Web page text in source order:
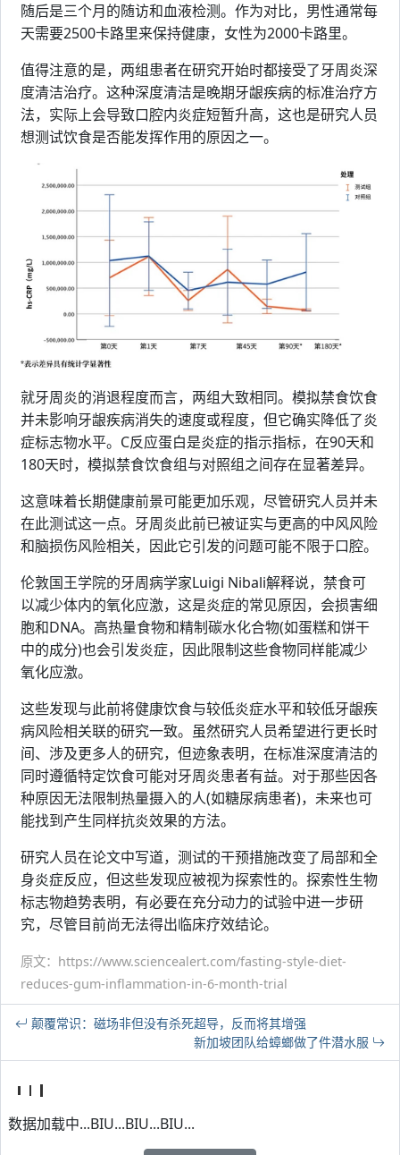
随后是三个月的随访和血液检测。作为对比，男性通常每
天需要2500卡路里来保持健康，女性为2000卡路里。
值得注意的是，两组患者在研究开始时都接受了牙周炎深
度清洁治疗。这种深度清洁是晚期牙龈疾病的标准治疗方
法，实际上会导致口腔内炎症短暂升高，这也是研究人员
想测试饮食是否能发挥作用的原因之一。
就牙周炎的消退程度而言，两组大致相同。模拟禁食饮食
并未影响牙龈疾病消失的速度或程度，但它确实降低了炎
症标志物水平。C反应蛋白是炎症的指示指标，在90天和
180天时，模拟禁食饮食组与对照组之间存在显著差异。
这意味着长期健康前景可能更加乐观，尽管研究人员并未
在此测试这一点。牙周炎此前已被证实与更高的中风风险
和脑损伤风险相关，因此它引发的问题可能不限于口腔。
伦敦国王学院的牙周病学家Luigi Nibali解释说，禁食可
以减少体内的氧化应激，这是炎症的常见原因，会损害细
胞和DNA。高热量食物和精制碳水化合物(如蛋糕和饼干
中的成分)也会引发炎症，因此限制这些食物同样能减少
氧化应激。
这些发现与此前将健康饮食与较低炎症水平和较低牙龈疾
病风险相关联的研究一致。虽然研究人员希望进行更长时
间、涉及更多人的研究，但迹象表明，在标准深度清洁的
同时遵循特定饮食可能对牙周炎患者有益。对于那些因各
种原因无法限制热量摄入的人(如糖尿病患者)，未来也可
能找到产生同样抗炎效果的方法。
研究人员在论文中写道，测试的干预措施改变了局部和全
身炎症反应，但这些发现应被视为探索性的。探索性生物
标志物趋势表明，有必要在充分动力的试验中进一步研
究，尽管目前尚无法得出临床疗效结论。
原文：https://www.sciencealert.com/fasting-style-diet-
reduces-gum-inflammation-in-6-month-trial
颠覆常识：磁场非但没有杀死超导，反而将其增强
新加坡团队给蟑螂做了件潜水服
数据加载中...BIU...BIU...BIU...